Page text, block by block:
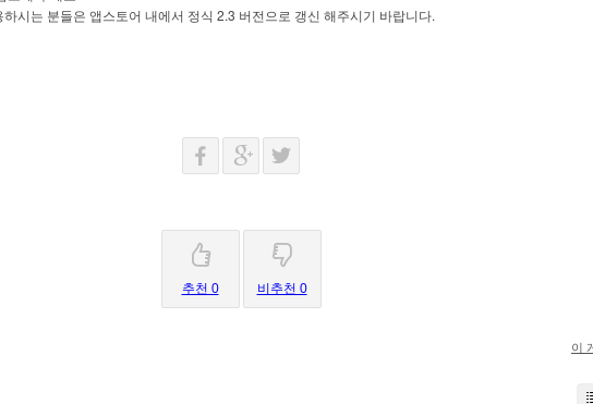
하시는 분들은 앱스토어 내에서 정식 2.3 버전으로 갱신 해주시기 바랍니다.
추천 0 비추천 0
이